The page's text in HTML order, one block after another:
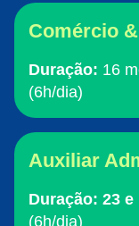
Comércio
Duração: 16
(6h/dia)
Auxiliar
Duração: 23 e
(6h/dia)